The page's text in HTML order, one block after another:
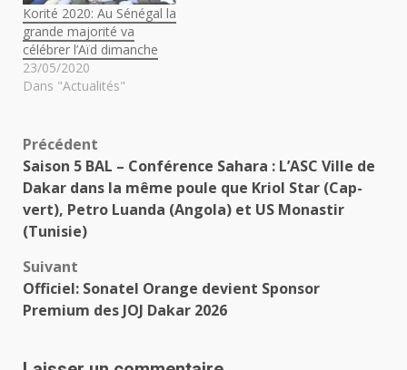
Korité 2020: Au Sénégal la
grande majorité va
célébrer l’Aïd dimanche
23/05/2020
Dans "Actualités"
Navigation
d’article
Précédent
Saison 5 BAL – Conférence Sahara : L’ASC Ville de
Dakar dans la même poule que Kriol Star (Cap-
vert), Petro Luanda (Angola) et US Monastir
(Tunisie)
Suivant
Officiel: Sonatel Orange devient Sponsor
Premium des JOJ Dakar 2026